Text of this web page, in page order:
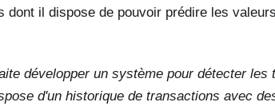
dont il dispose de pouvoir prédire les
développer un système pour détecter les
d'un historique de transactions avec